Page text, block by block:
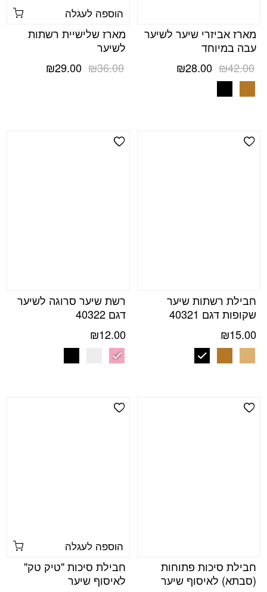
מארז אביזרי שיער לשיער
עבה במיוחד
₪42.00
המחיר₪28.00
הוספה לעגלה
מארז שלישיית רשתות
לשיער
₪36.00
המחיר₪29.00
Add Wishlist
חבילת רשתות שיער
שקופות דגם 40321
₪15.00
Add Wishlist
רשת שיער סרוגה לשיער
דגם 40322
₪12.00
Add Wishlist
חבילת סיכות פתוחות
(סבתא) לאיסוף שיער
Add Wishlist
הוספה לעגלה
חבילת סיכות "טיק טק"
לאיסוף שיער